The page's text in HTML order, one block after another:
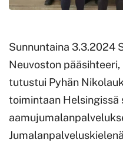
Sunnuntaina 3.3.2024
Neuvoston
tutustui Pyhän
toimintaan Helsingissä